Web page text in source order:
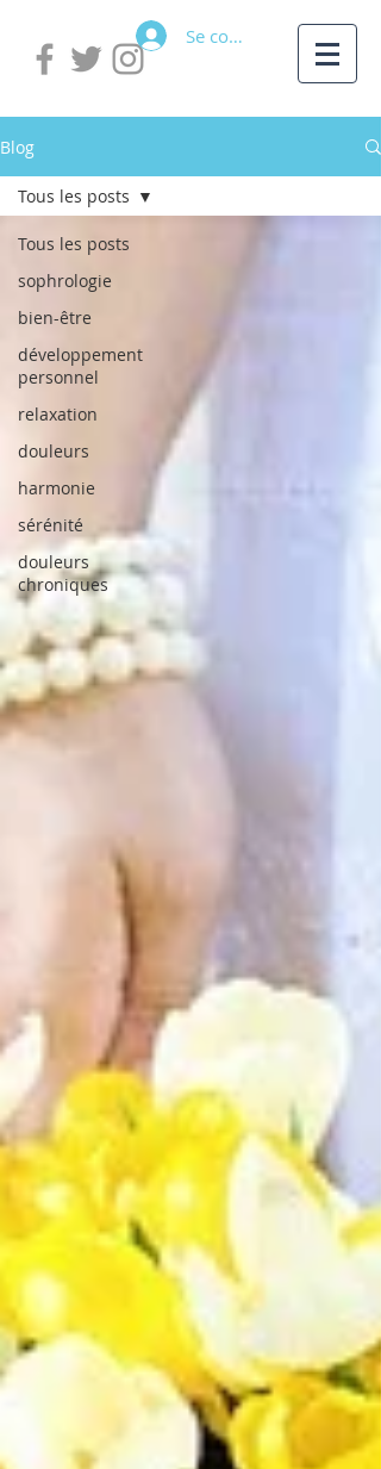
Se connecter
Blog
Tous les posts
sophrologie
bien-être
développement
personnel
relaxation
douleurs
harmonie
sérénité
douleurs
chroniques
Tous les posts